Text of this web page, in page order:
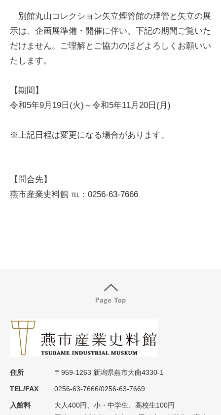
別館丸山コレクション矢立煙管館の煙管と矢立の展
示は、企画展準備・開催に伴い、下記の期間ご覧いた
だけません。ご理解とご協力のほどよろしくお願いい
たします。
【期間】
令和5年9月19日(火)～令和5年11月20日(月)
※上記日程は変更になる場合があります。
【問合先】
燕市産業史料館 ℡：0256-63-7666
住所 〒959-1263 新潟県燕市大曲4330-1
TEL/FAX 0256-63-7666/0256-63-7669
入館料
大人400円、小・中学生、高校生100円